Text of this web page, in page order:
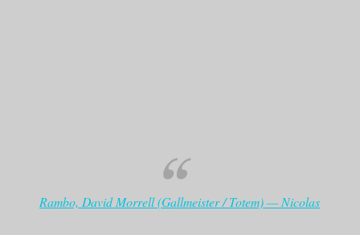
Rambo, David Morrell (Gallmeister / Totem) — Nicolas